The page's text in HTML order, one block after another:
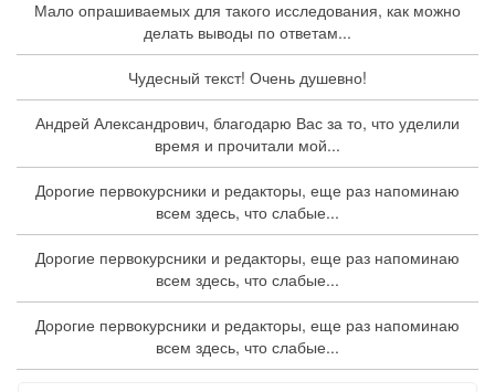
Мало опрашиваемых для такого исследования, как можно
делать выводы по ответам...
Чудесный текст! Очень душевно!
Андрей Александрович, благодарю Вас за то, что уделили
время и прочитали мой...
Дорогие первокурсники и редакторы, еще раз напоминаю
всем здесь, что слабые...
Дорогие первокурсники и редакторы, еще раз напоминаю
всем здесь, что слабые...
Дорогие первокурсники и редакторы, еще раз напоминаю
всем здесь, что слабые...